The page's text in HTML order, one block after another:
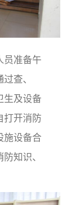
员准备午
查、
生及设备
打开消防
施设备合
知识、